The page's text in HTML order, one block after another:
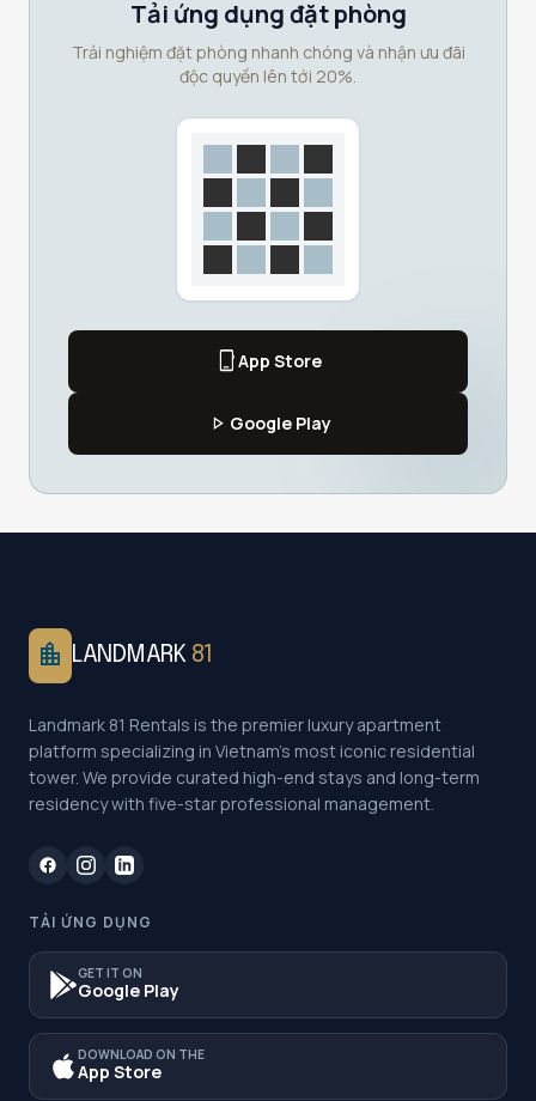
Tải ứng dụng đặt phòng
Trải nghiệm đặt phòng nhanh chóng và nhận ưu đãi
độc quyền lên tới 20%.
phone_iphoneApp Store
play_arrow Google Play
location_city LANDMARK 81
Landmark 81 Rentals is the premier luxury apartment
platform specializing in Vietnam's most iconic residential
tower. We provide curated high-end stays and long-term
residency with five-star professional management.
TẢI ỨNG DỤNG
GET IT ON
Google Play
DOWNLOAD ON THE
App Store